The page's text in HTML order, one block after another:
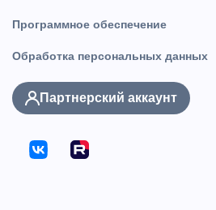
Программное обеспечение
Обработка персональных данных
Партнерский аккаунт